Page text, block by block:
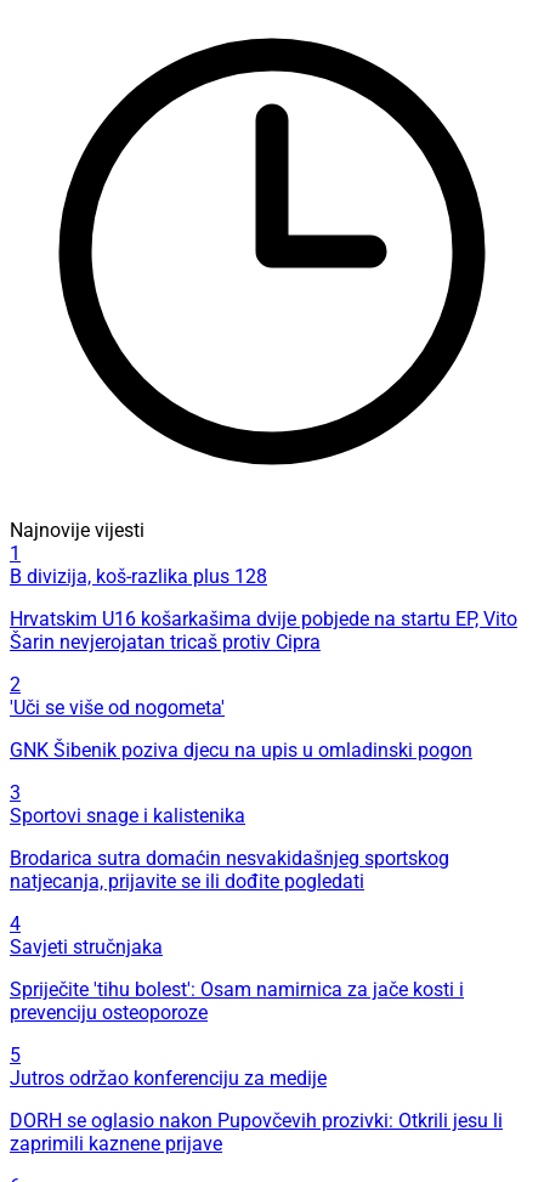
Najnovije vijesti
1
B divizija, koš-razlika plus 128
Hrvatskim U16 košarkašima dvije pobjede na startu EP, Vito
Šarin nevjerojatan tricaš protiv Cipra
2
'Uči se više od nogometa'
GNK Šibenik poziva djecu na upis u omladinski pogon
3
Sportovi snage i kalistenika
Brodarica sutra domaćin nesvakidašnjeg sportskog
natjecanja, prijavite se ili dođite pogledati
4
Savjeti stručnjaka
Spriječite 'tihu bolest': Osam namirnica za jače kosti i
prevenciju osteoporoze
5
Jutros održao konferenciju za medije
DORH se oglasio nakon Pupovčevih prozivki: Otkrili jesu li
zaprimili kaznene prijave